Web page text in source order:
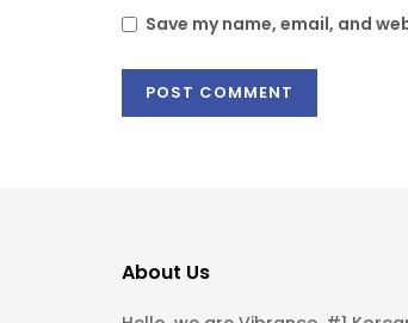
Save my name, email, and
About Us